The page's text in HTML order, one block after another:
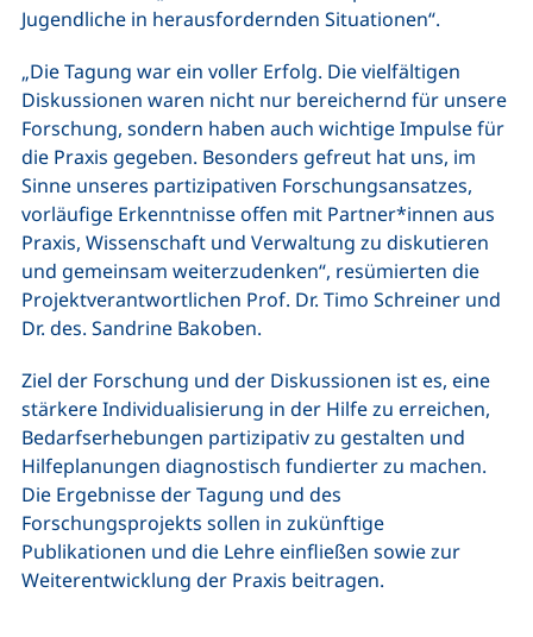
Jugendliche in herausfordernden Situationen“.
„Die Tagung war ein voller Erfolg. Die vielfältigen
Diskussionen waren nicht nur bereichernd für unsere
Forschung, sondern haben auch wichtige Impulse für
die Praxis gegeben. Besonders gefreut hat uns, im
Sinne unseres partizipativen Forschungsansatzes,
vorläufige Erkenntnisse offen mit Partner*innen aus
Praxis, Wissenschaft und Verwaltung zu diskutieren
und gemeinsam weiterzudenken“, resümierten die
Projektverantwortlichen Prof. Dr. Timo Schreiner und
Dr. des. Sandrine Bakoben.
Ziel der Forschung und der Diskussionen ist es, eine
stärkere Individualisierung in der Hilfe zu erreichen,
Bedarfserhebungen partizipativ zu gestalten und
Hilfeplanungen diagnostisch fundierter zu machen.
Die Ergebnisse der Tagung und des
Forschungsprojekts sollen in zukünftige
Publikationen und die Lehre einfließen sowie zur
Weiterentwicklung der Praxis beitragen.